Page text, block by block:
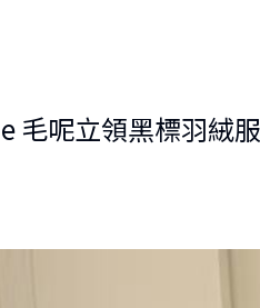
毛呢立領黑標羽絨